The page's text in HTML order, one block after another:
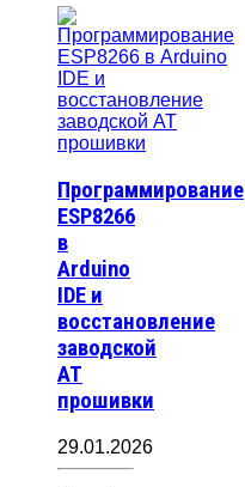
Программирование
ESP8266
в
Arduino
IDE и
восстановление
заводской
AT
прошивки
29.01.2026